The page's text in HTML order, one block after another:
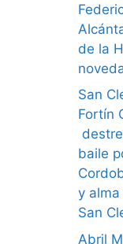
de la
San
Fortín
baile
y
San
Abril